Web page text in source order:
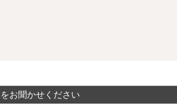
お聞かせください